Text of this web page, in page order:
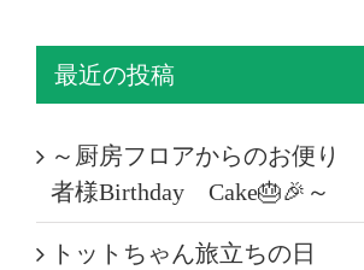
最近の投稿
～厨房フロアからのお便り
者様Birthday Cake🎂🎉～
トットちゃん旅立ちの日